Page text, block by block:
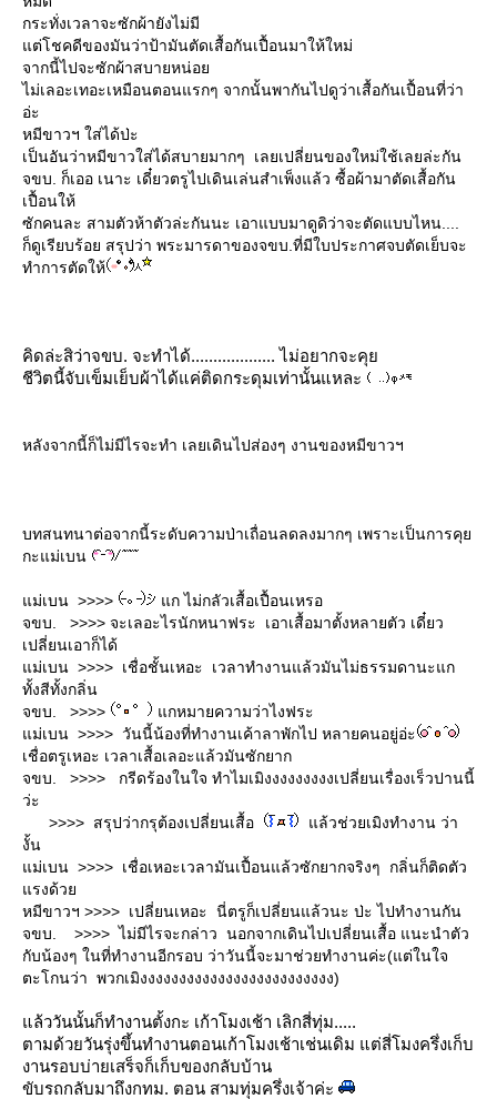
กระทั่งเวลาจะซักผ้ายังไม่มี
ต่โชคดีของมันว่าป้ามันตัดเสื้อกันเปื้อนมาให้ใหม่
จากนี้ไปจะซักผ้าสบายหน่อ
ไม่เลอะเทอะเหมือนตอนแรกๆ จากนั้นพากันไปดูว่าเสื้อกันเปื้อนที่ว่า
อ่ะ
หมีขาวฯ ใส่ได้ป่ะ
เป็นอันว่าหมีขาวใส่ได้สบายมากๆ เลยเปลี่ยนของใหม่ใช้เลยล่ะกัน
จขบ. ก็เออ เนาะ เดี๋ยวตรูไปเดินเล่นสำเพ็งแล้ว ซื้อผ้ามาตัดเสื้อกัน
เปื้อนให้
ซักคนละ สามตัวห้าตัวล่ะกันนะ เอาแบบมาดูดิว่าจะตัดแบบไหน....
ก็ดูเรียบร้อย สรุปว่า พระมารดาของจขบ.ที่มีใบประกาศจบตัดเย็บจะ
ทำการตัดให้
คิดล่ะสิว่าจขบ. จะทำได้................... ไม่อยากจะคุ
ชีวิตนี้จับเข็มเย็บผ้าได้แค่ติดกระดุมเท่านั้นแหละ
หลังจากนี้ก็ไม่มีไรจะทำ เลยเดินไปส่องๆ งานของหมีขาวฯ
บทสนทนาต่อจากนี้ระดับความป่าเถื่อนลดลงมากๆ เพราะเป็นการคุ
กะแม่เบน
ม่เบน >>>>
ก ไม่กลัวเสื้อเปื้อนเหรอ
จขบ. >>>> จะเลอะไรนักหนาฟระ เอาเสื้อมาตั้งหลายตัว เดี๋ยว
เปลี่ยนเอาก็ได้
ม่เบน >>>> เชื่อชั้นเหอะ เวลาทำงานแล้วมันไม่ธรรมดานะแก
ทั้งสีทั้งกลิ่น
จขบ. >>>>
กหมายความว่าไงฟระ
ม่เบน >>>> วันนี้น้องที่ทำงานเค้าลาพักไป หลายคนอยู่อ่ะ
เชื่อตรูเหอะ เวลาเสื้อเลอะแล้วมันซักยาก
จขบ. >>>> กรีดร้องในใจ ทำไมเมิงงงงงงงงงเปลี่ยนเรื่องเร็วปานนี้
ว่ะ
>>>> สรุปว่ากรุต้องเปลี่ยนเสื้อ
ล้วช่วยเมิงทำงาน ว่า
งั้น
ม่เบน >>>> เชื่อเหอะเวลามันเปื้อนแล้วซักยากจริงๆ กลิ่นก็ติดตัว
รงด้ว
หมีขาวฯ >>>> เปลี่ยนเหอะ นี่ตรูก็เปลี่ยนแล้วนะ ป่ะ ไปทำงานกัน
จขบ. >>>> ไม่มีไรจะกล่าว นอกจากเดินไปเปลี่ยนเสื้อ แนะนำตัว
กับน้องๆ ในที่ทำงานอีกรอบ ว่าวันนี้จะมาช่วยทำงานค่ะ(แต่ในใจ
ตะโกนว่า พวกเมิงงงงงงงงงงงงงงงงงงงงงงงงง)
ล้ววันนั้นก็ทำงานตั้งกะ เก้าโมงเช้า เลิกสี่ทุ่ม.....
ตามด้วยวันรุ่งขึ้นทำงานตอนเก้าโมงเช้าเช่นเดิม แต่สี่โมงครึ่งเก็บ
งานรอบบ่ายเสร็จก็เก็บของกลับบ้าน
ขับรถกลับมาถึงกทม. ตอน สามทุ่มครึ่งเจ้าค่ะ